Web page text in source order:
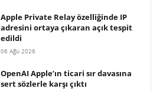
Apple Private Relay özelliğinde IP
adresini ortaya çıkaran açık tespit
edildi
06 Ağu 2026
OpenAI Apple’ın ticari sır davasına
sert sözlerle karşı çıktı